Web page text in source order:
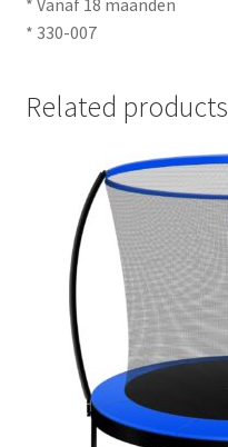
* Vanaf 18 maanden
* 330-007
Related products